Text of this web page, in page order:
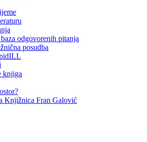
odgovorenih pitanja
posudba
knjiga
Knjižnica Fran Galović